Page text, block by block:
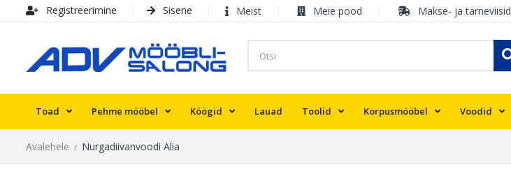
Registreerimine Sisene Meist Meie pood Makse- ja tarneviisid
Toad Pehme mööbel Köögid Lauad Toolid Korpusmööbel Voodid
Avalehele Nurgadiivanvoodi Alia